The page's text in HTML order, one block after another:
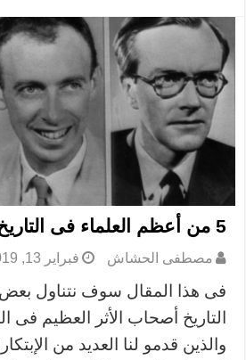
5 من أعظم العلماء فى التاريخ
مصطفى الحشاش فبراير 13, 2019
فى هذا المقال سوف نتناول
التاريخ أصحاب الأثر العظيم فى
والذين قدمو لنا العديد من